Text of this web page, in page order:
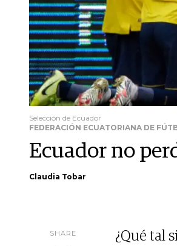
Selección de Ecuador
FEDERACIÓN ECUATORIANA DE
Ecuador no
Claudia Tobar
SHARE
¿Qué tal